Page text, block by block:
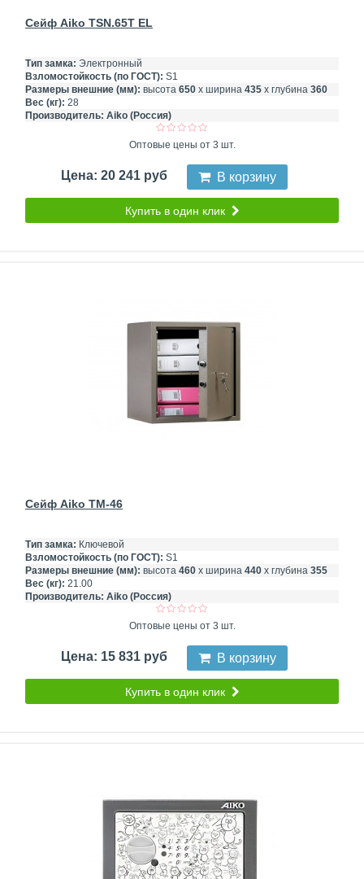
Сейф Aiko TSN.65T EL
Тип замка: Электронный
Взломостойкость (по ГОСТ): S1
Размеры внешние (мм): высота 650 х ширина 435 х глубина 360
Вес (кг): 28
Производитель: Aiko (Россия)
Оптовые цены от 3 шт.
Цена: 20 241 руб В корзину
Купить в один клик
Сейф Aiko TM-46
Тип замка: Ключевой
Взломостойкость (по ГОСТ): S1
Размеры внешние (мм): высота 460 х ширина 440 х глубина 355
Вес (кг): 21.00
Производитель: Aiko (Россия)
Оптовые цены от 3 шт.
Цена: 15 831 руб В корзину
Купить в один клик